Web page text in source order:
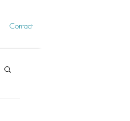
Contact